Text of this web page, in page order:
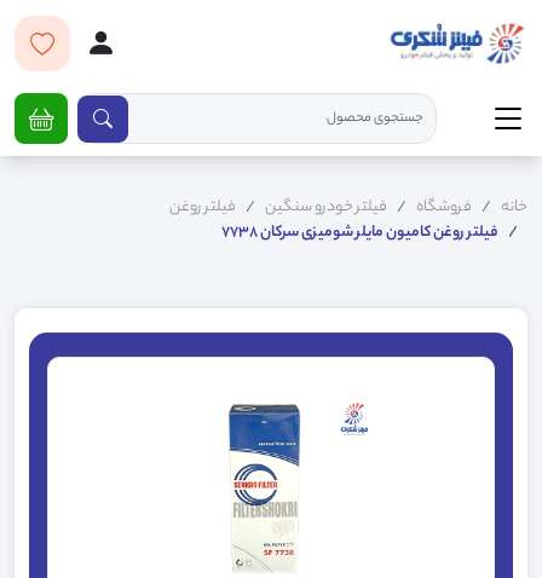
خانه فروشگاه فیلتر خودرو سنگین
فیلتر روغن
فیلتر روغن کامیون مایلر شومیزی سرکان 7738